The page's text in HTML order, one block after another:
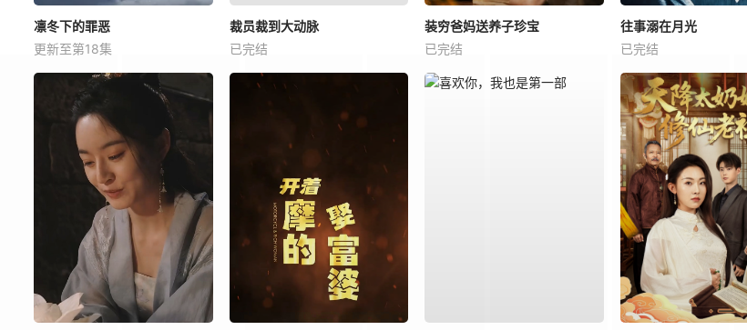
凛冬下的罪恶
更新至第18集
裁员裁到大动脉
已完结
装穷爸妈送养子珍宝
已完结
往事溺在月光
已完结